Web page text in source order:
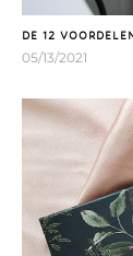
DE 12
05/13/2021